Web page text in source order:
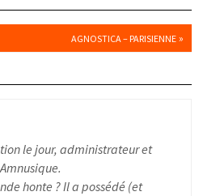
AGNOSTICA – PARISIENNE »
le jour, administrateur et
honte ? Il a possédé (et